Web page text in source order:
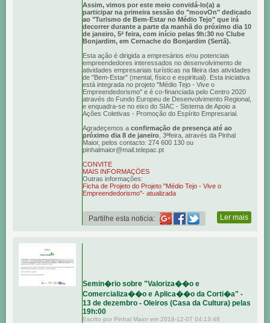
Assim, vimos por este meio convidá-lo(a) a
participar na primeira sessão do "moovOn" dedicado
ao "Turismo de Bem-Estar no Médio Tejo" que irá
decorrer durante a parte da manhã do próximo dia 10
de janeiro, 5ª feira, com início pelas 9h:30 no Clube
Bonjardim, em Cernache do Bonjardim (Sertã).
Esta ação é dirigida a empresários e/ou potenciais
empreendedores interessados no desenvolvimento de
atividades empresariais turísticas na fileira das atividades
de "Bem-Estar" (mental, físico e espiritual). Esta iniciativa
está integrada no projeto "Médio Tejo - Vive o
Empreendedorismo" e é co-financiada pelo Centro 2020
através do Fundo Europeu de Desenvolvimento Regional,
e enquadra-se no eixo do SIAC - Sistema de Apoio a
Ações Coletivas - Promoção do Espírito Empresarial.
Agradeçemos a confirmação de presença até ao
próximo dia 8 de janeiro , 3ªfeira, através da Pinhal
Maior, pelos contacto: 274 600 130 ou
pinhalmaior@mail.telepac.pt
CONVITE
MAIS INFORMAÇÕES
Outras informações:
Ficha de Projeto do Projeto "Médio Tejo - Vive o
Empreendedorismo"- atualizada
Partilhe esta noticia: Ler mais
Semin�rio sobre "Valoriza��o e
Comercializa��o e Aplica��o da Corti�a" -
13 de dezembro - Oleiros (Casa da Cultura) pelas
19h:00
Escrito por Pinhal Maior em 2018-12-07 04:13:48